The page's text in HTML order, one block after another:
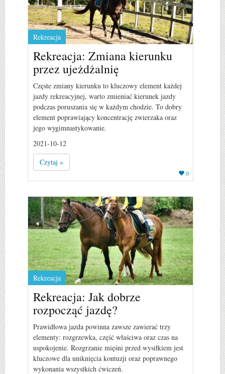
Rekreacja
Rekreacja: Zmiana kierunku
przez ujeżdżalnię
Częste zmiany kierunku to kluczowy element każdej
jazdy rekreacyjnej, warto zmieniać kierunek jazdy
podczas poruszania się w każdym chodzie. To dobry
element poprawiający koncentrację zwierzaka oraz
jego wygimnastykowanie.
2021-10-12
Czytaj »
0
Rekreacja
Rekreacja: Jak dobrze
rozpocząć jazdę?
Prawidłowa jazda powinna zawsze zawierać trzy
elementy: rozgrzewka, część właściwa oraz czas na
uspokojenie. Rozgrzanie mięśni przed wysiłkiem jest
kluczowe dla uniknięcia kontuzji oraz poprawnego
wykonania wszystkich ćwiczeń.